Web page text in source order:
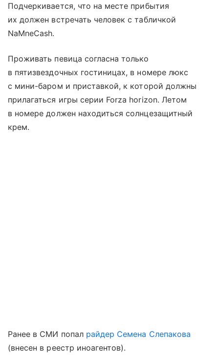
Подчеркивается, что на месте прибытия
их должен встречать человек с табличкой
NaMneCash.
Проживать певица согласна только
в пятизвездочных гостиницах, в номере люкс
c мини-баром и приставкой, к которой должны
прилагаться игры серии Forza horizon. Летом
в номере должен находиться солнцезащитный
крем.
Ранее в СМИ попал райдер Семена Слепакова
(внесен в реестр иноагентов).